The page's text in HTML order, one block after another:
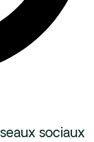
sociaux